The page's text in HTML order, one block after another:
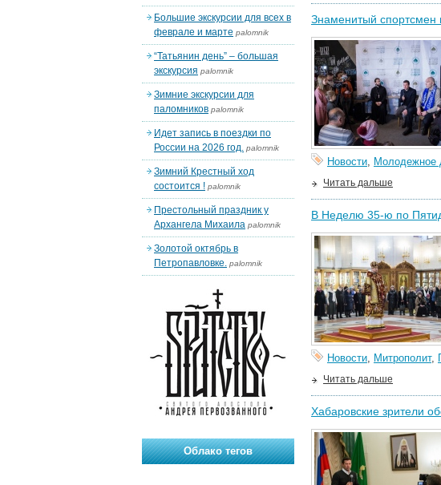
Знаменитый спортсмен
Новости, Молодежное
Читать дальше
В Неделю 35-ю по
Новости, Митрополит,
Читать дальше
Хабаровские зрители
Большие экскурсии для всех в
феврале и марте palomnik
“Татьянин день” – большая
экскурсия palomnik
Зимние экскурсии для
паломников palomnik
Идет запись в поездки по
России на 2026 год. palomnik
Зимний Крестный ход
состоится ! palomnik
Престольный праздник у
Архангела Михаила palomnik
Золотой октябрь в
Петропавловке. palomnik
Облако тегов